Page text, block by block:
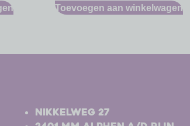
Toevoegen aan winkelwagen
Nikkelweg 27